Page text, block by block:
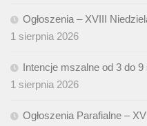
Ogłoszenia – XVIII
1 sierpnia 2026
Intencje mszalne od 3 do
1 sierpnia 2026
Ogłoszenia Parafialne –